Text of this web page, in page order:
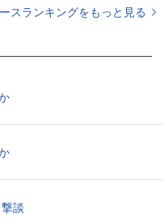
スランキングをもっと見る
談